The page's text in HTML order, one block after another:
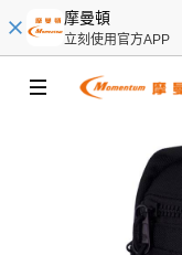
摩曼頓
立刻使用官方APP